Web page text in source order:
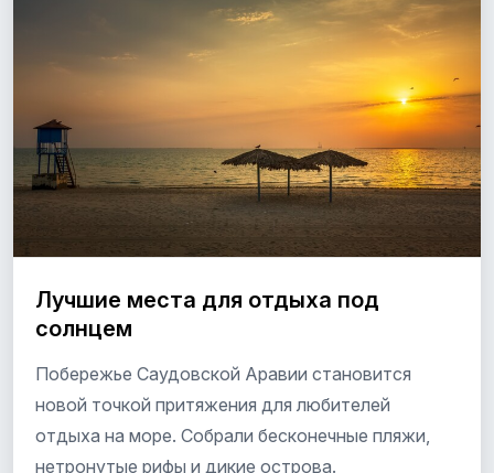
Лучшие места для отдыха под
солнцем
Побережье Саудовской Аравии становится
новой точкой притяжения для любителей
отдыха на море. Собрали бесконечные пляжи,
нетронутые рифы и дикие острова.